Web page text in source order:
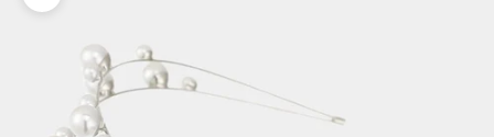
Zoom picture